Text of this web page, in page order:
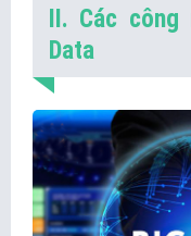
II. Các
Data